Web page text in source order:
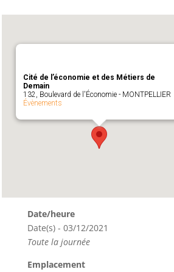
Cité de l’économie et des Métiers de
Demain
132, Boulevard de l'Économie - MONTPELLIER
Évènements
Date/heure
Date(s) - 03/12/2021
Toute la journée
Emplacement